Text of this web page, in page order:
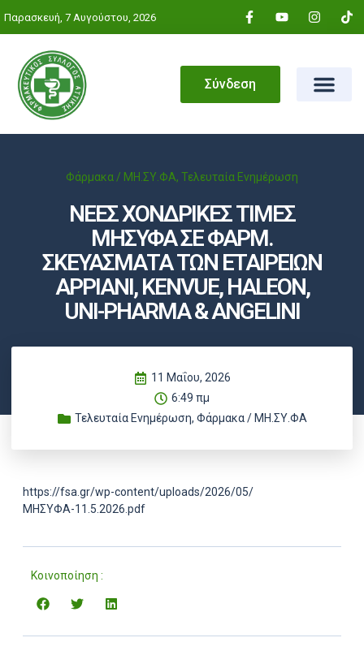
Παρασκευή, 7 Αυγούστου, 2026
Σύνδεση
Φάρμακα / ΜΗ.ΣΥ.ΦΑ, Τελευταία Ενημέρωση
ΝΕΕΣ ΧΟΝΔΡΙΚΕΣ ΤΙΜΕΣ
ΜΗΣΥΦΑ ΣΕ ΦΑΡΜ.
ΣΚΕΥΑΣΜΑΤΑ ΤΩΝ ΕΤΑΙΡΕΙΩΝ
ΑΡΡΙΑΝΙ, KENVUE, HALEON,
UNI-PHARMA & ANGELINI
11 Μαΐου, 2026
6:49 πμ
Τελευταία Ενημέρωση, Φάρμακα / ΜΗ.ΣΥ.ΦΑ
https://fsa.gr/wp-content/uploads/2026/05/
ΜΗΣΥΦΑ-11.5.2026.pdf
Κοινοποίηση :